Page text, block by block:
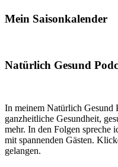
Mein Saisonkalender
Natürlich Gesund
In meinem Natürlich Gesund
ganzheitliche Gesundheit,
mehr. In den Folgen spreche
mit spannenden Gästen.
gelangen.